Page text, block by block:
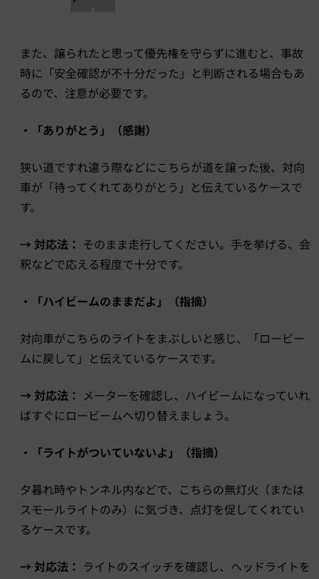
また、譲られたと思って優先権を守らずに進むと、事故
時に「安全確認が不十分だった」と判断される場合もあ
るので、注意が必要です。
・「ありがとう」（感謝）
狭い道ですれ違う際などにこちらが道を譲った後、対向
車が「待ってくれてありがとう」と伝えているケースで
す。
→ 対応法： そのまま走行してください。手を挙げる、会
釈などで応える程度で十分です。
・「ハイビームのままだよ」（指摘）
対向車がこちらのライトをまぶしいと感じ、「ロービー
ムに戻して」と伝えているケースです。
→ 対応法： メーターを確認し、ハイビームになっていれ
ばすぐにロービームへ切り替えましょう。
・「ライトがついていないよ」（指摘）
夕暮れ時やトンネル内などで、こちらの無灯火（または
スモールライトのみ）に気づき、点灯を促してくれてい
るケースです。
→ 対応法： ライトのスイッチを確認し、ヘッドライトを